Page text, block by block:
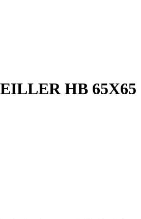
HB 65X65